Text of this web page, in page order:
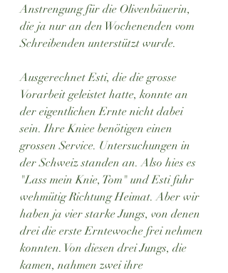
Anstrengung für die Olivenbäuerin,
die ja nur an den Wochenenden vom
Schreibenden unterstützt wurde.
Ausgerechnet Esti, die die grosse
Vorarbeit geleistet hatte, konnte an
der eigentlichen Ernte nicht dabei
sein. Ihre Kniee benötigen einen
grossen Service. Untersuchungen in
der Schweiz standen an. Also hies es
"Lass mein Knie, Tom" und Esti fuhr
wehmütig Richtung Heimat. Aber wir
haben ja vier starke Jungs, von denen
drei die erste Erntewoche frei nehmen
konnten. Von diesen drei Jungs, die
kamen, nahmen zwei ihre